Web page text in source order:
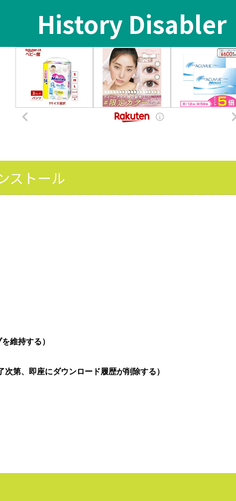
History Disabler
ストール
維持する）
第、即座にダウンロード履歴が削除する）